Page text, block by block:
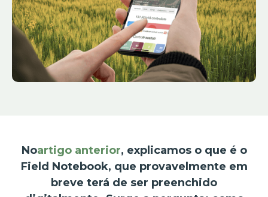
Noartigo anterior, explicamos o que é o
Field Notebook, que provavelmente em
breve terá de ser preenchido